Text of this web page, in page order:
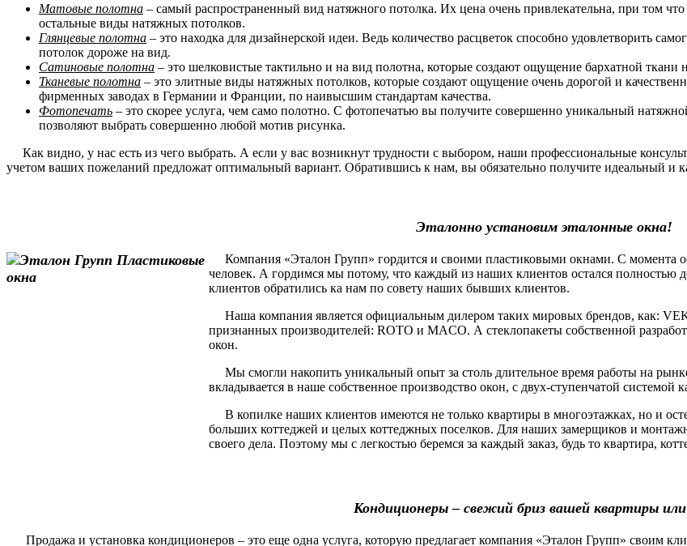
Матовые полотна – самый распространенный вид натяжного потолка. Их цена очень привлекательна, при том
остальные виды натяжных потолков.
Глянцевые полотна – это находка для дизайнерской идеи. Ведь количество расцветок способно удовлетворить
потолок дороже на вид.
Сатиновые полотна – это шелковистые тактильно и на вид полотна, которые создают ощущение бархатной ткани
Тканевые полотна – это элитные виды натяжных потолков, которые создают ощущение очень дорогой и
фирменных заводах в Германии и Франции, по наивысшим стандартам качества.
Фотопечать – это скорее услуга, чем само полотно. С фотопечатью вы получите совершенно уникальный
позволяют выбрать совершенно любой мотив рисунка.
Как видно, у нас есть из чего выбрать. А если у вас возникнут трудности с выбором, наши профессиональные
учетом ваших пожеланий предложат оптимальный вариант. Обратившись к нам, вы обязательно получите идеальный и
Эталонно установим эталонные окна!
Компания «Эталон Групп» гордится и своими пластиковыми окнами. С момента
человек. А гордимся мы потому, что каждый из наших клиентов остался
клиентов обратились ка нам по совету наших бывших клиентов.
Наша компания является официальным дилером таких мировых брендов, как:
признанных производителей: ROTO и MACO. А стеклопакеты собственной
окон.
Мы смогли накопить уникальный опыт за столь длительное время работы на
вкладывается в наше собственное производство окон, с двух-ступенчатой системой
В копилке наших клиентов имеются не только квартиры в многоэтажках, но и
больших коттеджей и целых коттеджных поселков. Для наших замерщиков и
своего дела. Поэтому мы с легкостью беремся за каждый заказ, будь то квартира,
Кондиционеры – свежий бриз вашей квартиры
Продажа и установка кондиционеров – это еще одна услуга, которую предлагает компания «Эталон Групп» своим